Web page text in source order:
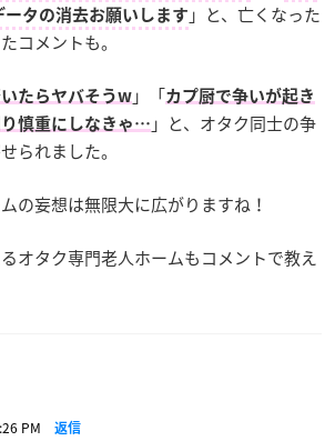
ータの消去お願いします 」と、亡くなった
コメントも。
いたらヤバそうw 」「カプ厨で争いが起き
慎重にしなきゃ… 」と、オタク同士の争
られました。
の妄想は無限大に広がりますね！
オタク専門老人ホームもコメントで教え
PM 返信